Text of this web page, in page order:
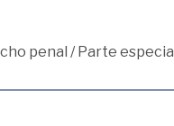
penal / Parte especial